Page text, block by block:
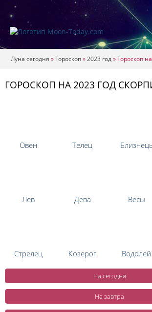
Луна сегодня » Гороскоп»2023 год» Гороскоп
ГОРОСКОП НА 2023 ГОД
Овен Телец
Лев Дева Весы
Стрелец Козерог Водолей
На сегодня
На завтра